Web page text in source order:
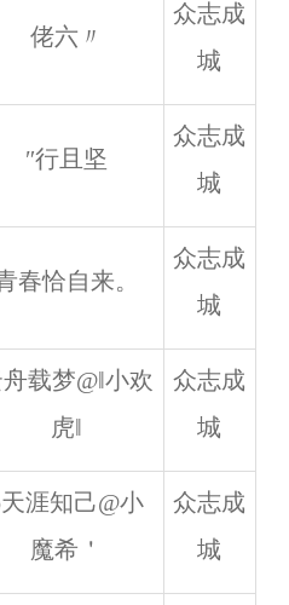
佬六〃
众志成
城
″行且坚
众志成
城
春恰自来。
众志成
城
载梦@‖小欢
虎‖
众志成
城
涯知己@小
魔希＇
众志成
城